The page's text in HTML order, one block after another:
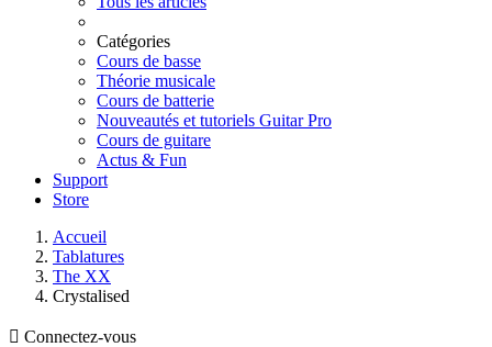
Catégories
Cours de basse
Théorie musicale
Cours de batterie
Nouveautés et tutoriels Guitar Pro
Cours de guitare
Actus & Fun
Support
Store
Accueil
Tablatures
The XX
Crystalised
 Connectez-vous